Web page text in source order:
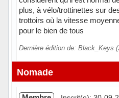
plus, à vélo/trottinettes sur
trottoirs où la vitesse
pour le bien de tous
Dernière édition de: Black_Keys
Hors ligne
Nomade